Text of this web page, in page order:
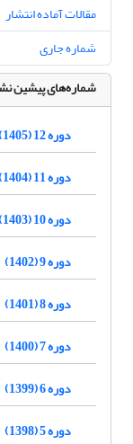
مقالات آماده انتشار
شماره جاری
شماره‌های پیشین
دوره 12 (1405)
دوره 11 (1404)
دوره 10 (1403)
دوره 9 (1402)
دوره 8 (1401)
دوره 7 (1400)
دوره 6 (1399)
دوره 5 (1398)